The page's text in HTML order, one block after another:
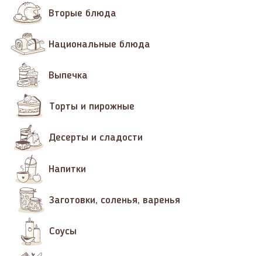
Вторые блюда
Национальные блюда
Выпечка
Торты и пирожные
Десерты и сладости
Напитки
Заготовки, соленья, варенья
Соусы